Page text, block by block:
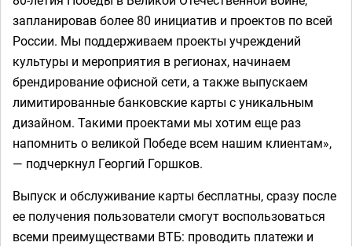
запланировав более 80 инициатив и проектов по всей
России. Мы поддерживаем проекты учреждений
культуры и мероприятия в регионах, начинаем
брендирование офисной сети, а также выпускаем
лимитированные банковские карты с уникальным
дизайном. Такими проектами мы хотим еще раз
напомнить о великой Победе всем нашим клиентам»,
— подчеркнул Георгий Горшков.
Выпуск и обслуживание карты бесплатны, сразу после
ее получения пользователи смогут воспользоваться
всеми преимуществами ВТБ: проводить платежи и